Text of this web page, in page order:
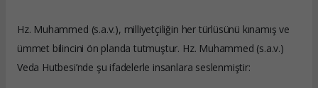
Hz. Muhammed (s.a.v.), milliyetçiliğin her türlüsünü kınamış ve
ümmet bilincini ön planda tutmuştur. Hz. Muhammed (s.a.v.)
Veda Hutbesi’nde şu ifadelerle insanlara seslenmiştir: